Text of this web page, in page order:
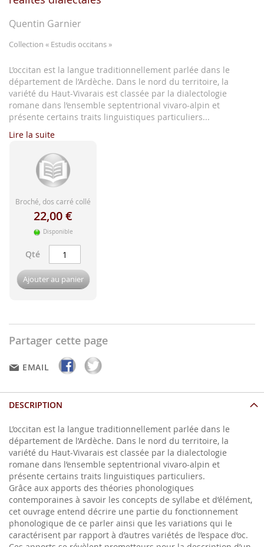
d'image
Quentin Garnier
Collection « Estudis occitans »
L’occitan est la langue traditionnellement parlée dans le
département de l’Ardèche. Dans le nord du territoire, la
variété du Haut-Vivarais est classée par la dialectologie
romane dans l’ensemble septentrional vivaro-alpin et
présente certains traits linguistiques particuliers...
Lire la suite
Broché, dos carré collé
22,00 €
Disponible
Qté
Ajouter au panier
Partager cette page
EMAIL
DESCRIPTION
L’occitan est la langue traditionnellement parlée dans le
département de l’Ardèche. Dans le nord du territoire, la
variété du Haut-Vivarais est classée par la dialectologie
romane dans l’ensemble septentrional vivaro-alpin et
présente certains traits linguistiques particuliers.
Grâce aux apports des théories phonologiques
contemporaines à savoir les concepts de syllabe et d’élément,
cet ouvrage entend décrire une partie du fonctionnement
phonologique de ce parler ainsi que les variations qui le
caractérisent par rapport à d’autres variétés de l’espace d’oc.